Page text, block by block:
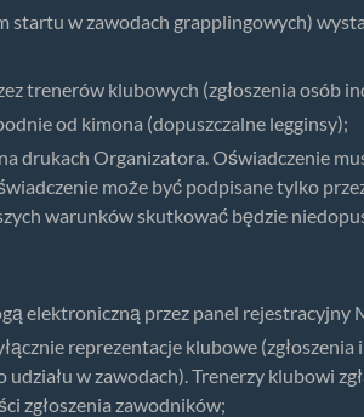
startu w zawodach grapplingowych)
trenerów klubowych (zgłoszenia osób
od kimona (dopuszczalne legginsy);
drukach Organizatora. Oświadczenie
może być podpisane tylko
warunków skutkować będzie
elektroniczną przez panel
reprezentacje klubowe
w zawodach). Trenerzy klubowi
zgłoszenia zawodników;